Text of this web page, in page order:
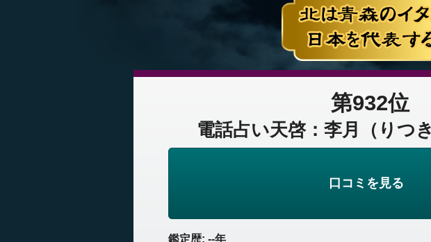
第932位
電話占い天啓：李月（りつ
口コミを見る
鑑定歴: --年